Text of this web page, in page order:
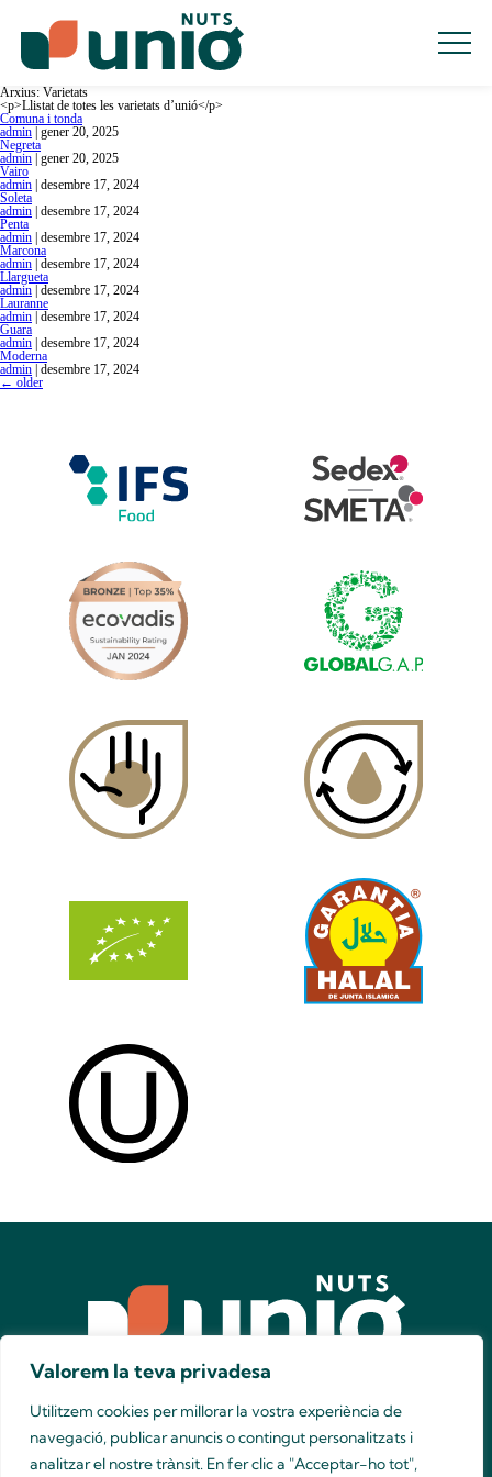
Valorem la teva privadesa
Utilitzem cookies per millorar la vostra experiència de
navegació, publicar anuncis o contingut personalitzats i
analitzar el nostre trànsit. En fer clic a "Acceptar-ho tot",
HOME
PRODUCTES
INDÚSTRIA
RETAIL
QUALITAT
Arxius: Varietats
<p>Llistat de totes les varietats d’unió</p>
Comuna i tonda
admin gener 20, 2025
Negreta
admin gener 20, 2025
Vairo
admin desembre 17, 2024
Soleta
admin desembre 17, 2024
Penta
admin desembre 17, 2024
Marcona
admin desembre 17, 2024
Llargueta
admin desembre 17, 2024
Lauranne
admin desembre 17, 2024
Guara
admin desembre 17, 2024
Moderna
admin desembre 17, 2024
← older
Vols conèixer-nos millor?
Contacta amb el nostre equip de vendes!
Hola
Seu central
c/ Joan Oliver 16-24, 43206 Reus - Spain
nuts@unio-nuts.coop